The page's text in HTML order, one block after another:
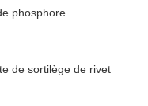
phosphore
de sortilège de rivet